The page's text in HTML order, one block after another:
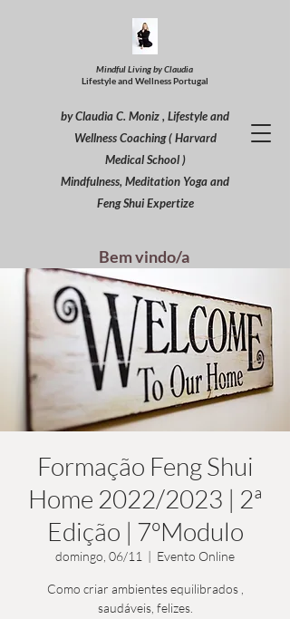
Mindful Living by Claudia
Lifestyle and Wellness Portugal
by Claudia C. Moniz , Lifestyle and
Wellness Coaching ( Harvard
Medical School )
Mindfulness, Meditation Yoga and
Feng Shui Expertize
Bem vindo/a
Formação Feng Shui
Home 2022/2023 | 2ª
Edição | 7ºModulo
domingo, 06/11
  |
Evento Online
Como criar ambientes equilibrados ,
saudáveis, felizes.